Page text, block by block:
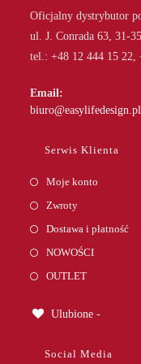
Oficjalny dystrybutor
ul. J. Conrada 63, 31-
tel.: +48 12 444 15 22,
Email:
biuro@easylifedesign.pl
Serwis Klienta
Moje konto
Zwroty
Dostawa i płatność
NOWOŚCI
OUTLET
Ulubione -
Social Media